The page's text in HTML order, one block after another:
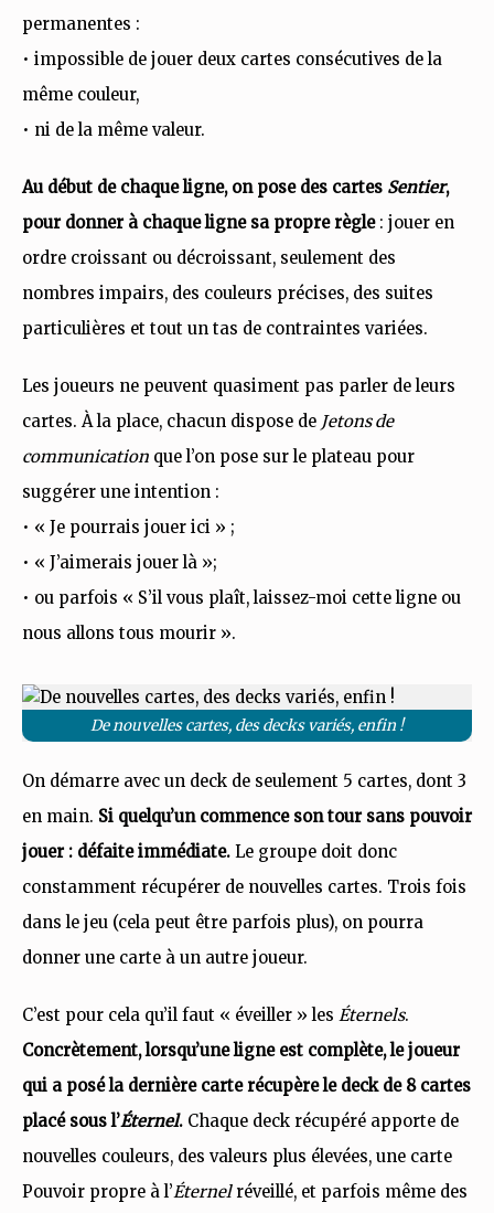
permanentes :
• impossible de jouer deux cartes consécutives de la
même couleur,
• ni de la même valeur.
Au début de chaque ligne, on pose des cartes Sentier,
pour donner à chaque ligne sa propre règle: jouer en
ordre croissant ou décroissant, seulement des
nombres impairs, des couleurs précises, des suites
particulières et tout un tas de contraintes variées.
Les joueurs ne peuvent quasiment pas parler de leurs
cartes. À la place, chacun dispose de Jetons de
communication que l’on pose sur le plateau pour
suggérer une intention :
• « Je pourrais jouer ici » ;
• « J’aimerais jouer là »;
• ou parfois « S’il vous plaît, laissez-moi cette ligne ou
nous allons tous mourir ».
De nouvelles cartes, des decks variés, enfin !
On démarre avec un deck de seulement 5 cartes, dont 3
en main. Si quelqu’un commence son tour sans pouvoir
jouer : défaite immédiate. Le groupe doit donc
constamment récupérer de nouvelles cartes. Trois fois
dans le jeu (cela peut être parfois plus), on pourra
donner une carte à un autre joueur.
C’est pour cela qu’il faut « éveiller » les Éternels.
Concrètement, lorsqu’une ligne est complète, le joueur
qui a posé la dernière carte récupère le deck de 8 cartes
placé sous l’Éternel. Chaque deck récupéré apporte de
nouvelles couleurs, des valeurs plus élevées, une carte
Pouvoir propre à l’Éternelréveillé, et parfois même des